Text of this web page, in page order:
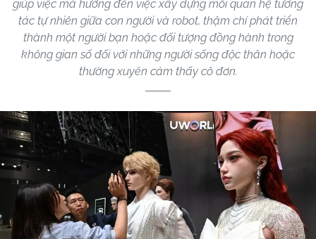
giúp việc mà hướng đến việc xây dựng mối quan hệ tương
tác tự nhiên giữa con người và robot, thậm chí phát triển
thành một người bạn hoặc đối tượng đồng hành trong
không gian số đối với những người sống độc thân hoặc
thường xuyên cảm thấy cô đơn.